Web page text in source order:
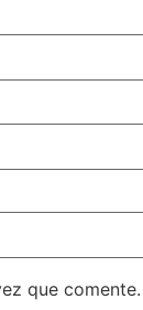
que comente.